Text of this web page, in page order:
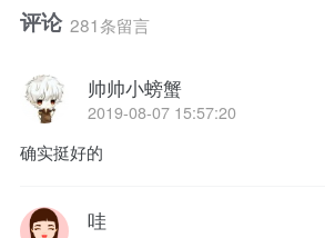
来是爱。”
沈砚山：“......”
评论 281条留言
帅帅小螃蟹
2019-08-07 15:57:20
确实挺好的
哇